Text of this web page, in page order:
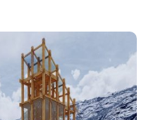
BIFRONTAL